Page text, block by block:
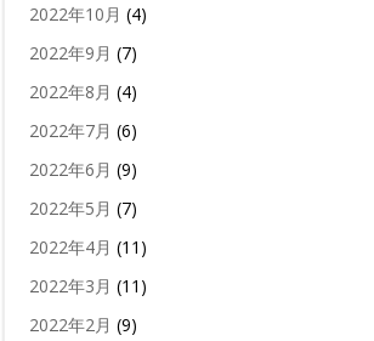
2022年10月 (4)
2022年9月 (7)
2022年8月 (4)
2022年7月 (6)
2022年6月 (9)
2022年5月 (7)
2022年4月 (11)
2022年3月 (11)
2022年2月 (9)